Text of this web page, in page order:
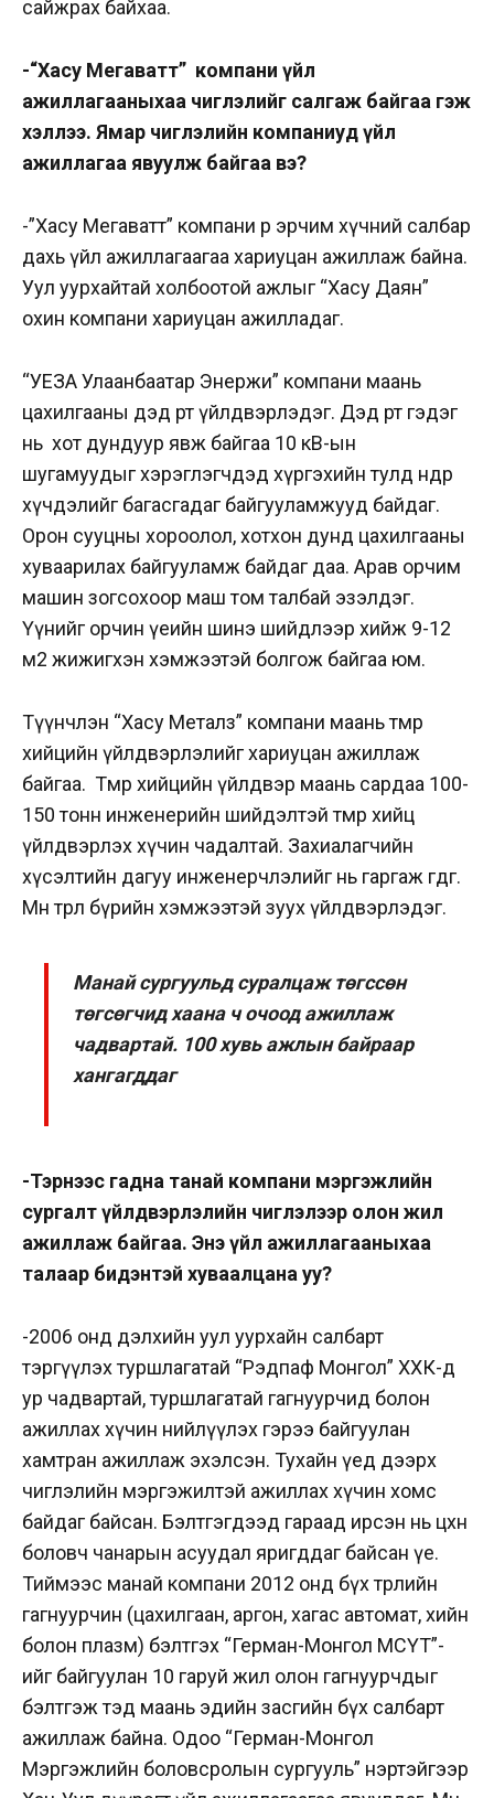
сайжрах байхаа.
-“Хасу Мегаватт” компани үйл
ажиллагааныхаа чиглэлийг салгаж байгаа гэж
хэллээ. Ямар чиглэлийн компаниуд үйл
ажиллагаа явуулж байгаа вэ?
-”Хасу Мегаватт” компани өөрөө эрчим хүчний салбар
дахь үйл ажиллагаагаа хариуцан ажиллаж байна.
Уул уурхайтай холбоотой ажлыг “Хасу Даян”
охин компани хариуцан ажилладаг.
“УЕЗА Улаанбаатар Энержи” компани маань
цахилгааны дэд өртөө үйлдвэрлэдэг. Дэд өртөө гэдэг
нь хот дундуур явж байгаа 10 кВ-ын
шугамуудыг хэрэглэгчдэд хүргэхийн тулд өндөр
хүчдэлийг багасгадаг байгууламжууд байдаг.
Орон сууцны хороолол, хотхон дунд цахилгааны
хуваарилах байгууламж байдаг даа. Арав орчим
машин зогсохоор маш том талбай эзэлдэг.
Үүнийг орчин үеийн шинэ шийдлээр хийж 9-12
м2 жижигхэн хэмжээтэй болгож байгаа юм.
Түүнчлэн “Хасу Металз” компани маань төмөр
хийцийн үйлдвэрлэлийг хариуцан ажиллаж
байгаа. Төмөр хийцийн үйлдвэр маань сардаа 100-
150 тонн инженерийн шийдэлтэй төмөр хийц
үйлдвэрлэх хүчин чадалтай. Захиалагчийн
хүсэлтийн дагуу инженерчлэлийг нь гаргаж өгдөг.
Мөн төрөл бүрийн хэмжээтэй зуух үйлдвэрлэдэг.
Манай сургуульд суралцаж төгссөн
төгсөгчид хаана ч очоод ажиллаж
чадвартай. 100 хувь ажлын байраар
хангагддаг
-Тэрнээс гадна танай компани мэргэжлийн
сургалт үйлдвэрлэлийн чиглэлээр олон жил
ажиллаж байгаа. Энэ үйл ажиллагааныхаа
талаар бидэнтэй хуваалцана уу?
-2006 онд дэлхийн уул уурхайн салбарт
тэргүүлэх туршлагатай “Рэдпаф Монгол” ХХК-д
ур чадвартай, туршлагатай гагнуурчид болон
ажиллах хүчин нийлүүлэх гэрээ байгуулан
хамтран ажиллаж эхэлсэн. Тухайн үед дээрх
чиглэлийн мэргэжилтэй ажиллах хүчин хомс
байдаг байсан. Бэлтгэгдээд гараад ирсэн нь цөөхөн
боловч чанарын асуудал яригддаг байсан үе.
Тиймээс манай компани 2012 онд бүх төрлийн
гагнуурчин (цахилгаан, аргон, хагас автомат, хийн
болон плазм) бэлтгэх “Герман-Монгол МСҮТ”-
ийг байгуулан 10 гаруй жил олон гагнуурчдыг
бэлтгэж тэд маань эдийн засгийн бүх салбарт
ажиллаж байна. Одоо “Герман-Монгол
Мэргэжлийн боловсролын сургууль” нэртэйгээр